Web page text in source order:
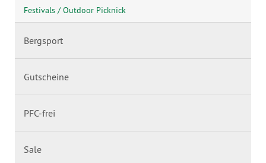
Festivals / Outdoor Picknick
Bergsport
Gutscheine
PFC-frei
Sale